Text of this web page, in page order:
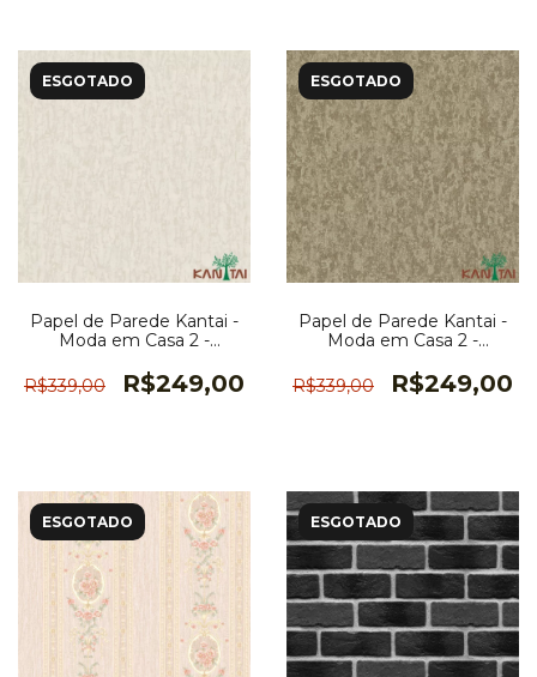
ESGOTADO
Papel de Parede Kantai -
Moda em Casa 2 -
R$339,00
R$249,00
ESGOTADO
Papel de Parede Kantai -
Moda em Casa 2 -
R$339,00
R$249,00
ESGOTADO ESGOTADO